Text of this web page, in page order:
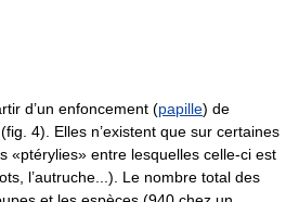
d’un enfoncement (papille) de
4). Elles n’existent que sur certaines
«ptérylies» entre lesquelles celle-ci est
l’autruche...). Le nombre total des